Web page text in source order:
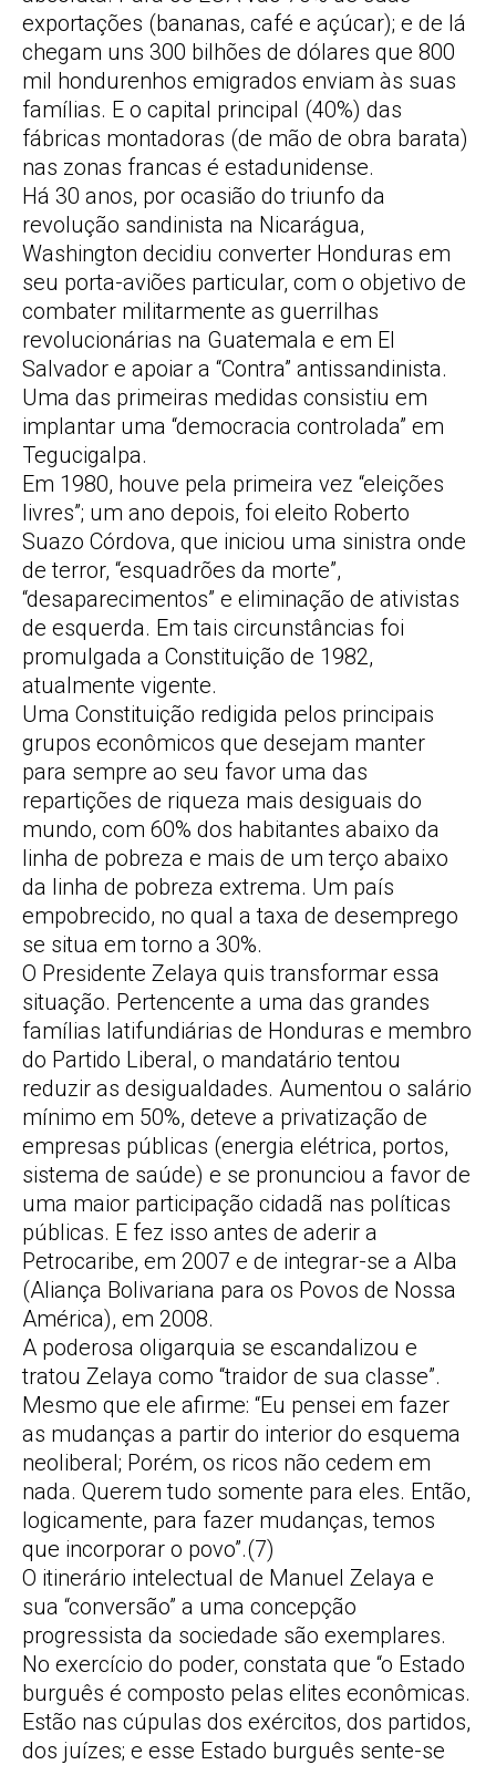
exportações (bananas, café e açúcar); e de lá
chegam uns 300 bilhões de dólares que 800
mil hondurenhos emigrados enviam às suas
famílias. E o capital principal (40%) das
fábricas montadoras (de mão de obra barata)
nas zonas francas é estadunidense.
Há 30 anos, por ocasião do triunfo da
revolução sandinista na Nicarágua,
Washington decidiu converter Honduras em
seu porta-aviões particular, com o objetivo de
combater militarmente as guerrilhas
revolucionárias na Guatemala e em El
Salvador e apoiar a “Contra” antissandinista.
Uma das primeiras medidas consistiu em
implantar uma “democracia controlada” em
Tegucigalpa.
Em 1980, houve pela primeira vez “eleições
livres”; um ano depois, foi eleito Roberto
Suazo Córdova, que iniciou uma sinistra onde
de terror, “esquadrões da morte”,
“desaparecimentos” e eliminação de ativistas
de esquerda. Em tais circunstâncias foi
promulgada a Constituição de 1982,
atualmente vigente.
Uma Constituição redigida pelos principais
grupos econômicos que desejam manter
para sempre ao seu favor uma das
repartições de riqueza mais desiguais do
mundo, com 60% dos habitantes abaixo da
linha de pobreza e mais de um terço abaixo
da linha de pobreza extrema. Um país
empobrecido, no qual a taxa de desemprego
se situa em torno a 30%.
O Presidente Zelaya quis transformar essa
situação. Pertencente a uma das grandes
famílias latifundiárias de Honduras e membro
do Partido Liberal, o mandatário tentou
reduzir as desigualdades. Aumentou o salário
mínimo em 50%, deteve a privatização de
empresas públicas (energia elétrica, portos,
sistema de saúde) e se pronunciou a favor de
uma maior participação cidadã nas políticas
públicas. E fez isso antes de aderir a
Petrocaribe, em 2007 e de integrar-se a Alba
(Aliança Bolivariana para os Povos de Nossa
América), em 2008.
A poderosa oligarquia se escandalizou e
tratou Zelaya como “traidor de sua classe”.
Mesmo que ele afirme: “Eu pensei em fazer
as mudanças a partir do interior do esquema
neoliberal; Porém, os ricos não cedem em
nada. Querem tudo somente para eles. Então,
logicamente, para fazer mudanças, temos
que incorporar o povo”.(7)
O itinerário intelectual de Manuel Zelaya e
sua “conversão” a uma concepção
progressista da sociedade são exemplares.
No exercício do poder, constata que “o Estado
burguês é composto pelas elites econômicas.
Estão nas cúpulas dos exércitos, dos partidos,
dos juízes; e esse Estado burguês sente-se